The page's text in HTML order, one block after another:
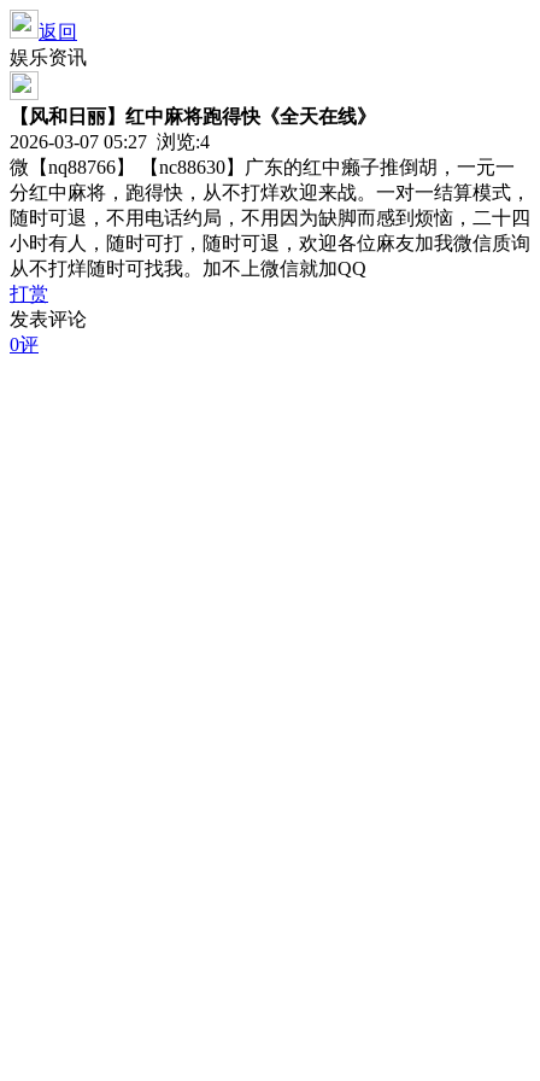
返回
娱乐资讯
【风和日丽】红中麻将跑得快《全天在线》
2026-03-07 05:27 浏览:4
微【nq88766】 【nc88630】广东的红中癞子推倒胡，一元一
分红中麻将，跑得快，从不打烊欢迎来战。一对一结算模式，
随时可退，不用电话约局，不用因为缺脚而感到烦恼，二十四
小时有人，随时可打，随时可退，欢迎各位麻友加我微信质询
从不打烊随时可找我。加不上微信就加QQ
打赏
发表评论
0评